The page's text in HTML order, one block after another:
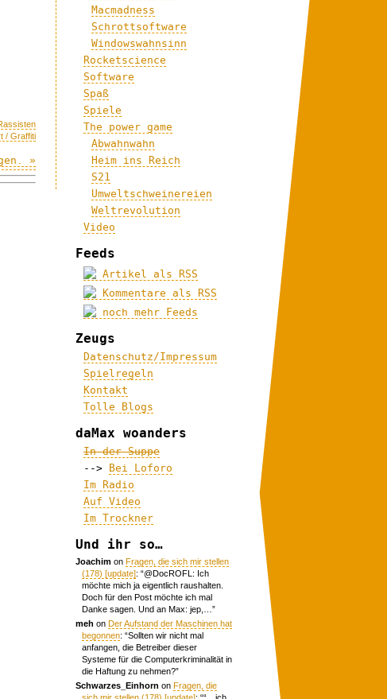
/ Graffiti
»
Macmadness
Schrottsoftware
Windowswahnsinn
Rocketscience
Software
Spaß
Spiele
The power game
Abwahnwahn
Heim ins Reich
S21
Umweltschweinereien
Weltrevolution
Video
Feeds
Artikel als RSS
Kommentare als RSS
noch mehr Feeds
Zeugs
Datenschutz/Impressum
Spielregeln
Kontakt
Tolle Blogs
daMax woanders
In der Suppe
-->
Bei Loforo
Im Radio
Auf Video
Im Trockner
Und ihr so…
Joachim onFragen, die sich mir stellen
(178) [update]: “@DocROFL: Ich
möchte mich ja eigentlich raushalten.
Doch für den Post möchte ich mal
Danke sagen. Und an Max: jep,… ”
meh onDer Aufstand der Maschinen hat
begonnen: “Sollten wir nicht mal
anfangen, die Betreiber dieser
Systeme für die Computerkriminalität in
die Haftung zu nehmen?”
Schwarzes_Einhorn onFragen, die